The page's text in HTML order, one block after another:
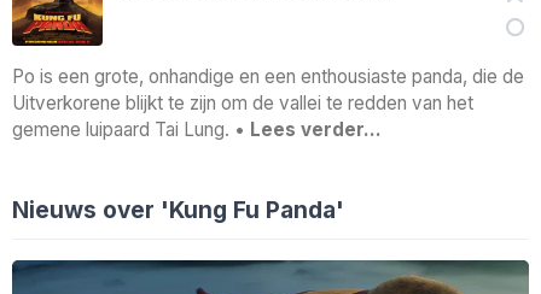
Po is een grote, onhandige en een enthousiaste panda, die de
Uitverkorene blijkt te zijn om de vallei te redden van het
gemene luipaard Tai Lung. • Lees verder…
Nieuws over 'Kung Fu Panda'